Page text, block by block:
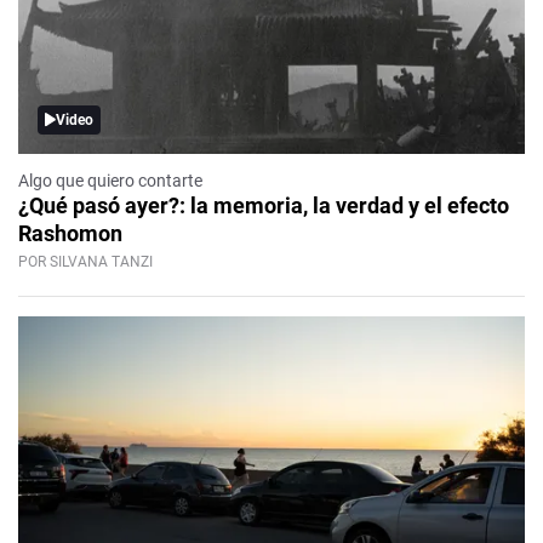
Video
Algo que quiero contarte
¿Qué pasó ayer?: la memoria, la verdad y el efecto
Rashomon
POR SILVANA TANZI